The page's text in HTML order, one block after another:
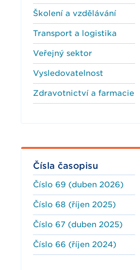
Školení a vzdělávání
Transport a logistika
Veřejný sektor
Vysledovatelnost
Zdravotnictví a farmacie
Čísla časopisu
Číslo 69 (duben 2026)
Číslo 68 (říjen 2025)
Číslo 67 (duben 2025)
Číslo 66 (říjen 2024)